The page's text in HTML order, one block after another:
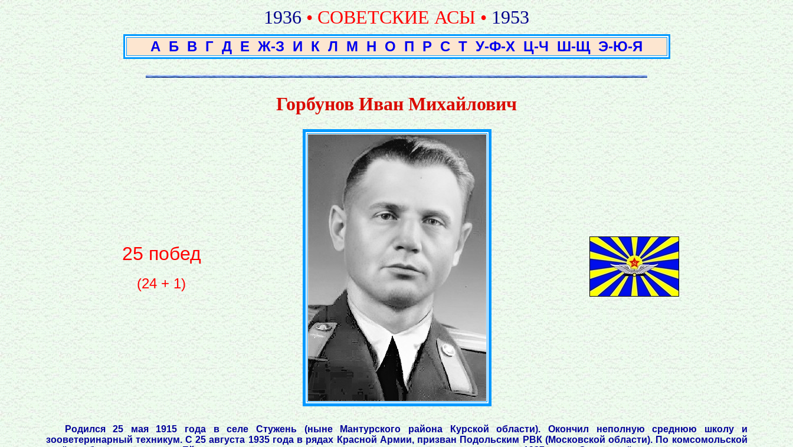
1936 • СОВЕТСКИЕ АСЫ • 1953
А Б В Г Д Е Ж-З И К Л М Н О П Р С Т У-Ф-Х Ц-Ч Ш-Щ Э-Ю-Я
Горбунов Иван Михайлович
25 побед
(24 + 1)
Родился 25 мая 1915 года в селе Стужень (ныне Мантурского района Курской области). Окончил неполную среднюю школу и
зооветеринарный техникум. С 25 августа 1935 года в рядах Красной Армии, призван Подольским РВК (Московской области). По комсомольской